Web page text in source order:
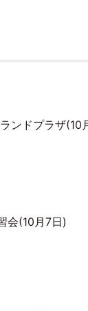
ンドプラザ(10
会(10月7日)